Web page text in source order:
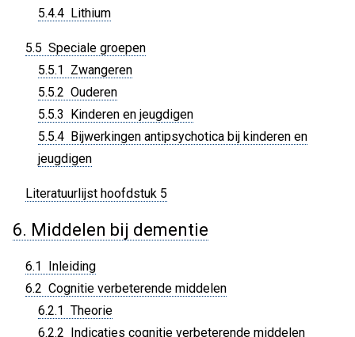
5.4.4 Lithium
5.5 Speciale groepen
5.5.1 Zwangeren
5.5.2 Ouderen
5.5.3 Kinderen en jeugdigen
5.5.4 Bijwerkingen antipsychotica bij kinderen en
jeugdigen
Literatuurlijst hoofdstuk 5
6. Middelen bij dementie
6.1 Inleiding
6.2 Cognitie verbeterende middelen
6.2.1 Theorie
6.2.2 Indicaties cognitie verbeterende middelen